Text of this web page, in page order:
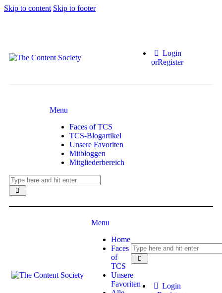
Skip to content Skip to footer
Login
orRegister
Menu
Faces of TCS
TCS-Blogartikel
Unsere Favoriten
Mitbloggen
Mitgliederbereich
Menu
Home
Faces
of
TCS
Unsere
Favoriten
Login